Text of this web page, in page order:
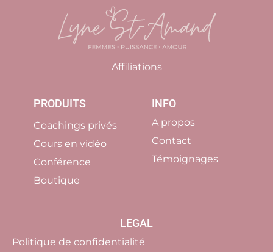
Affiliations
PRODUITS
Coachings privés
Cours en vidéo
Conférence
Boutique
INFO
A propos
Contact
Témoignages
LEGAL
Politique de confidentialité